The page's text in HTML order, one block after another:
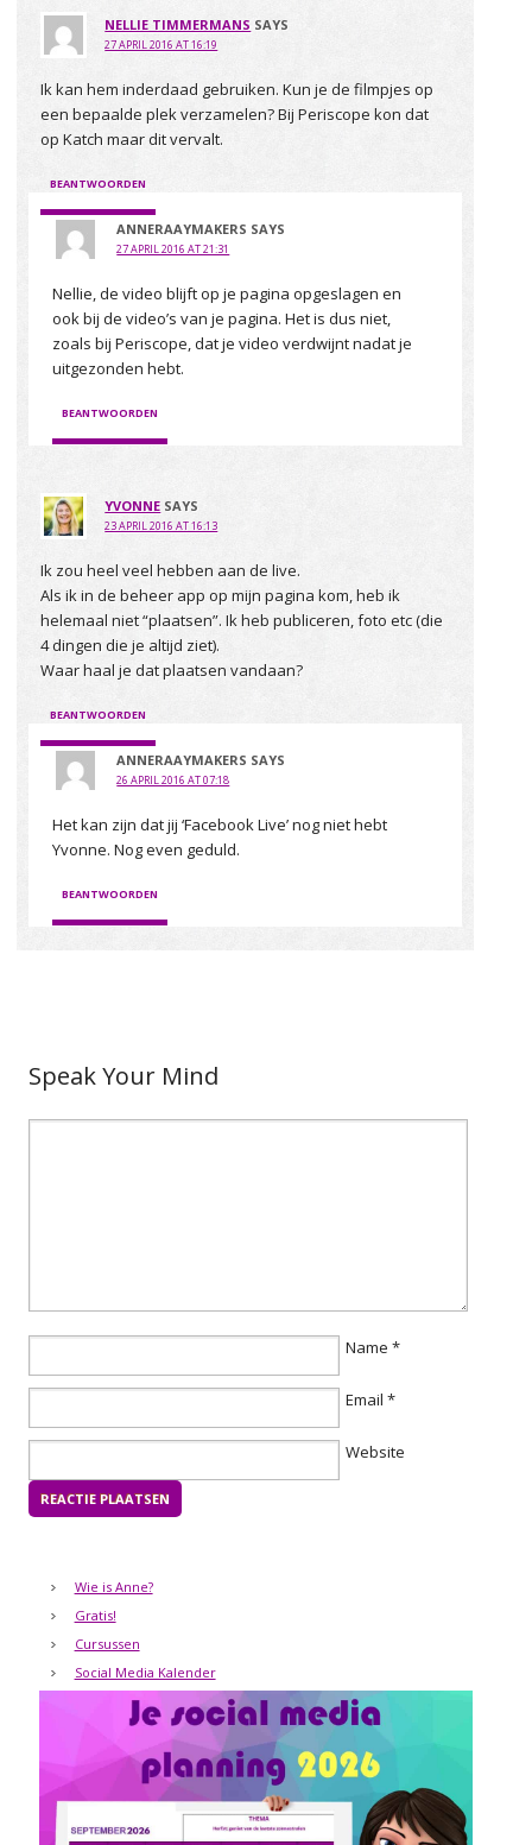
NELLIE TIMMERMANS SAYS
27 APRIL 2016 AT 16:19
Ik kan hem inderdaad gebruiken. Kun je de filmpjes op
een bepaalde plek verzamelen? Bij Periscope kon dat
op Katch maar dit vervalt.
BEANTWOORDEN
ANNERAAYMAKERS SAYS
27 APRIL 2016 AT 21:31
Nellie, de video blijft op je pagina opgeslagen en
ook bij de video’s van je pagina. Het is dus niet,
zoals bij Periscope, dat je video verdwijnt nadat je
uitgezonden hebt.
BEANTWOORDEN
YVONNE SAYS
23 APRIL 2016 AT 16:13
Ik zou heel veel hebben aan de live.
Als ik in de beheer app op mijn pagina kom, heb ik
helemaal niet “plaatsen”. Ik heb publiceren, foto etc (die
4 dingen die je altijd ziet).
Waar haal je dat plaatsen vandaan?
BEANTWOORDEN
ANNERAAYMAKERS SAYS
26 APRIL 2016 AT 07:18
Het kan zijn dat jij ‘Facebook Live’ nog niet hebt
Yvonne. Nog even geduld.
BEANTWOORDEN
Speak Your Mind
Name *
Email *
Website
Wie is Anne?
Gratis!
Cursussen
Social Media Kalender